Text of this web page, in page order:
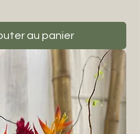
au panier